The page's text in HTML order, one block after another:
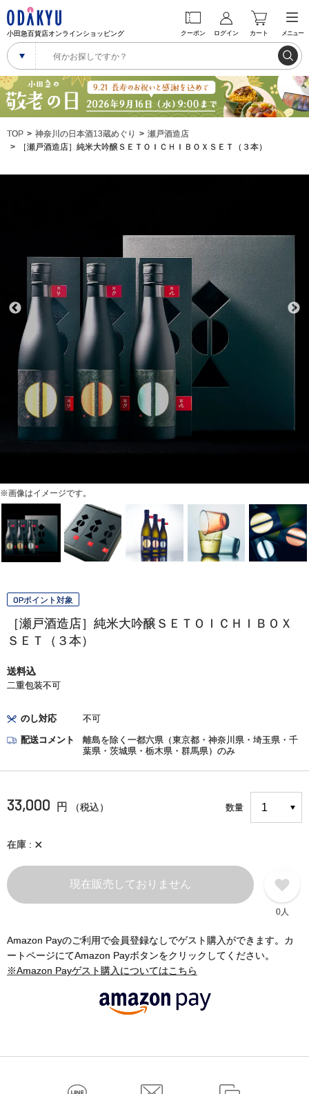
小田急百貨店オンラインショッピング クーポン ログイン カート メニュー
TOP 神奈川の日本酒13蔵めぐり
瀬戸酒造店
［瀬戸酒造店］純米大吟醸ＳＥＴＯＩＣＨＩＢＯＸＳＥＴ（３本）
※画像はイメージです。
OPポイント対象
［瀬戸酒造店］純米大吟醸ＳＥＴＯＩＣＨＩＢＯＸ
ＳＥＴ（３本）
送料込
二重包装不可
のし対応 不可
配送コメント
離島を除く一都六県（東京都・神奈川県・埼玉県・千
葉県・茨城県・栃木県・群馬県）のみ
33,000 円 （税込） 数量
在庫 ×
現在販売しておりません
0人
Amazon Payのご利用で会員登録なしでゲスト購入ができます。カ
ートページにてAmazon Payボタンをクリックしてください。
※Amazon Payゲスト購入についてはこちら